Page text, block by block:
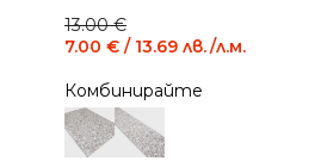
13.00€
Original
price
13.00 €
/
25.43
лв..
7.00 € / 13.69 лв.
Current
price
7.00 €
/
13.69
лв..
/л.м.
Комбинирайте